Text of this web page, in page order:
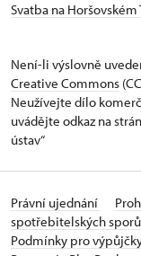
Svatba na Horšovském
Není-li výslovně
Creative Commons
Neužívejte dílo
uvádějte odkaz na
ústav“
Právní ujednání
spotřebitelských sporů
Podmínky pro